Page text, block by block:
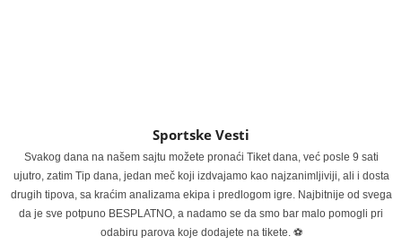
Sportske Vesti
Svakog dana na našem sajtu možete pronaći Tiket dana, već posle 9 sati
ujutro, zatim Tip dana, jedan meč koji izdvajamo kao najzanimljiviji, ali i dosta
drugih tipova, sa kraćim analizama ekipa i predlogom igre. Najbitnije od svega
da je sve potpuno BESPLATNO, a nadamo se da smo bar malo pomogli pri
odabiru parova koje dodajete na tikete. ⚽